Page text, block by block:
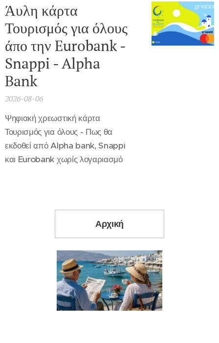
Άυλη κάρτα
Τουρισμός για όλους
άπο την Eurobank -
Snappi - Alpha
Bank
2026-08-06
Ψηφιακή χρεωστική κάρτα
Τουρισμός για όλους - Πως θα
εκδοθεί από Alpha bank, Snappi
και Eurobank χωρίς λογαριασμό
Αρχική